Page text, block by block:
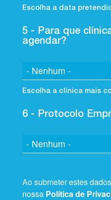
Escolha a data
5 - Para que
agendar?
Escolha a clínica mais
6 - Protocolo
Ao submeter estes
nossa Política de